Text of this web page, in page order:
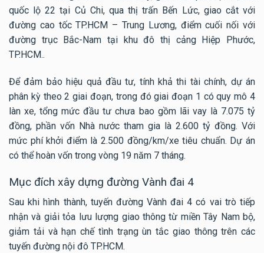
quốc lộ 22 tại Củ Chi, qua thị trấn Bến Lức, giao cắt với
đường cao tốc TP.HCM – Trung Lương, điểm cuối nối với
đường trục Bắc-Nam tại khu đô thị cảng Hiệp Phước,
TP.HCM..
Để đảm bảo hiệu quả đầu tư, tính khả thi tài chính, dự án
phân kỳ theo 2 giai đoạn, trong đó giai đoạn 1 có quy mô 4
làn xe, tổng mức đầu tư chưa bao gồm lãi vay là 7.075 tỷ
đồng, phần vốn Nhà nước tham gia là 2.600 tỷ đồng. Với
mức phí khởi điểm là 2.500 đồng/km/xe tiêu chuẩn. Dự án
có thể hoàn vốn trong vòng 19 năm 7 tháng.
Mục đích xây dựng đường Vành đai 4
Sau khi hình thành, tuyến đường Vành đai 4 có vai trò tiếp
nhận và giải tỏa lưu lượng giao thông từ miền Tây Nam bộ,
giảm tải và hạn chế tình trạng ùn tắc giao thông trên các
tuyến đường nội đô TP.HCM.